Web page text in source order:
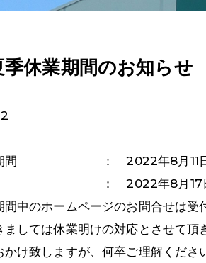
季休業期間のお知らせ
期間 ： 2022年8月11日（木
： 2022年8月17日（
間中のホームページのお問合せは受
ましては休業明けの対応とさせて頂
かけ致しますが、何卒ご理解くださ